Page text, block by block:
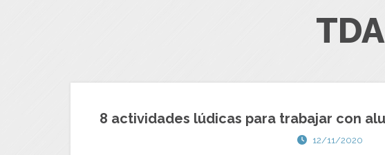
8 actividades lúdicas para trabajar con
12/11/2020